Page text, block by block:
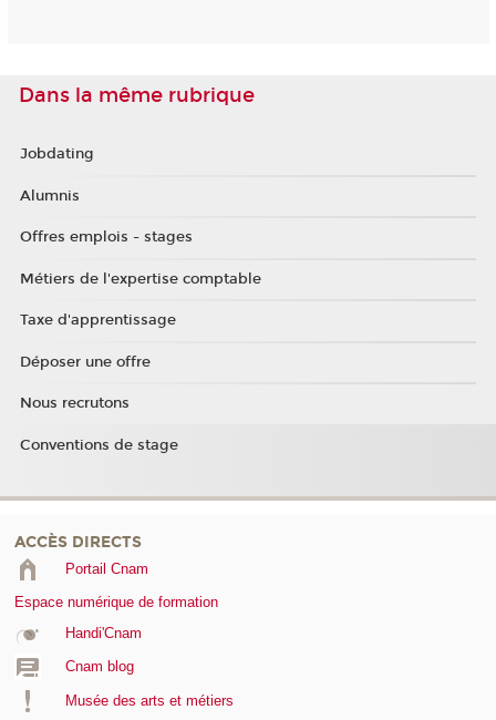
Dans la même rubrique
Jobdating
Alumnis
Offres emplois - stages
Métiers de l'expertise comptable
Taxe d'apprentissage
Déposer une offre
Nous recrutons
Conventions de stage
ACCÈS DIRECTS
Portail Cnam
Espace numérique de formation
Handi'Cnam
Cnam blog
Musée des arts et métiers